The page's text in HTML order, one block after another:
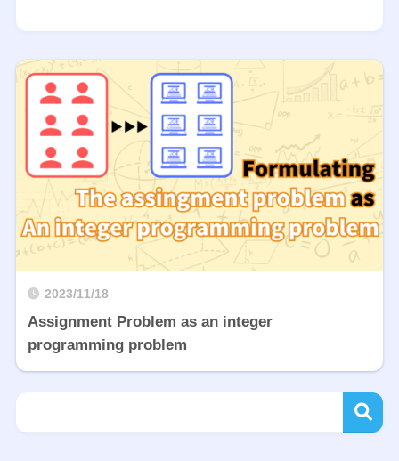
2023/11/18
Assignment Problem as an integer
programming problem